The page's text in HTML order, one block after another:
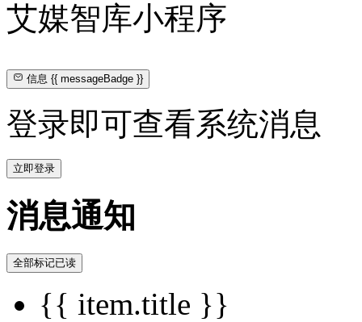
艾媒智库小程序
信息{{ messageBadge }}
登录即可查看系统消息
立即登录
消息通知
全部标记已读
{{ item.title }}